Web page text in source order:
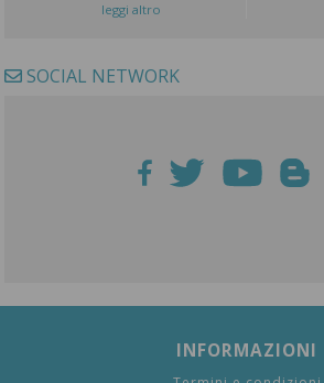
leggi altro
SOCIAL NETWORK
INFORMAZIONI